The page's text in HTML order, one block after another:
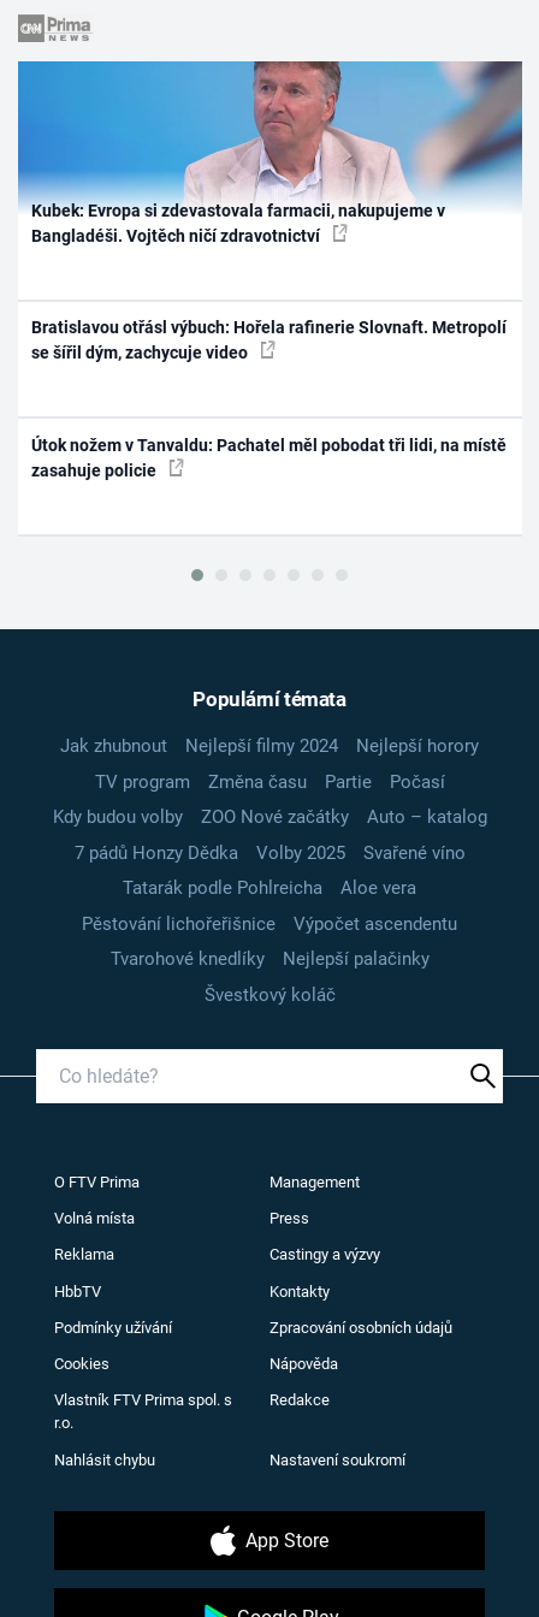
Kubek: Evropa si zdevastovala farmacii, nakupujeme v
Bangladéši. Vojtěch ničí zdravotnictví
Bratislavou otřásl výbuch: Hořela rafinerie Slovnaft. Metropolí
se šířil dým, zachycuje video
Útok nožem v Tanvaldu: Pachatel měl pobodat tři lidi, na místě
zasahuje policie
Populární témata
Jak zhubnout Nejlepší filmy 2024
Nejlepší horory
TV program
Změna času Partie
Počasí
Kdy budou volby
ZOO Nové začátky
Auto – katalog
7 pádů Honzy Dědka
Volby 2025
Svařené víno
Tatarák podle Pohlreicha
Aloe vera
Pěstování lichořeřišnice
Výpočet ascendentu
Tvarohové knedlíky
Nejlepší palačinky
Švestkový koláč
O FTV Prima Management
Volná místa Press
Reklama Castingy a výzvy
HbbTV Kontakty
Podmínky užívání Zpracování osobních údajů
Cookies Nápověda
Vlastník FTV Prima spol. s
r.o.
Redakce
Nahlásit chybu Nastavení soukromí
App Store